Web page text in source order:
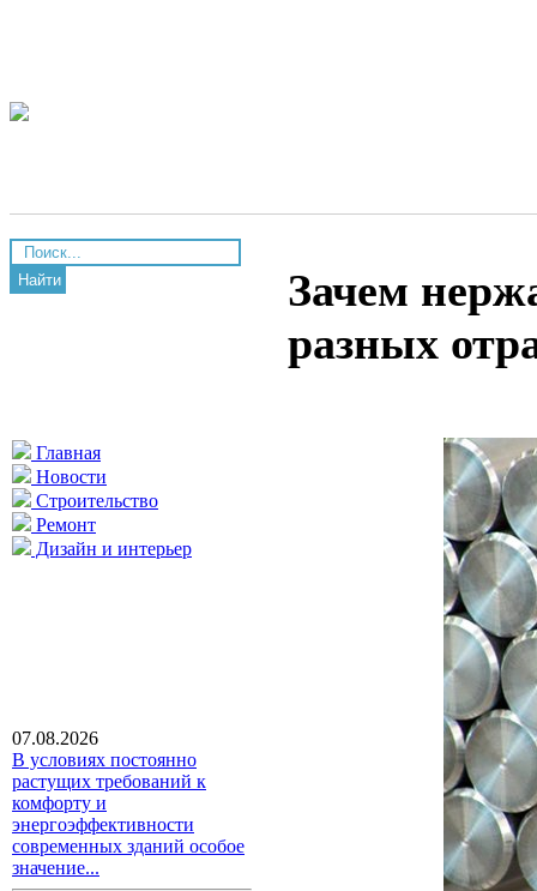
Найти
Главная
Новости
Строительство
Ремонт
Дизайн и интерьер
07.08.2026
В условиях постоянно
растущих требований к
комфорту и
энергоэффективности
современных зданий особое
значение...
Зачем
разных